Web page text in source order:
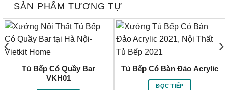
SẢN PHẨM TƯƠNG TỰ
Tủ Bếp Có Quầy Bar
VKH01
Tủ Bếp Có Bàn Đảo Acrylic
ĐỌC TIẾP